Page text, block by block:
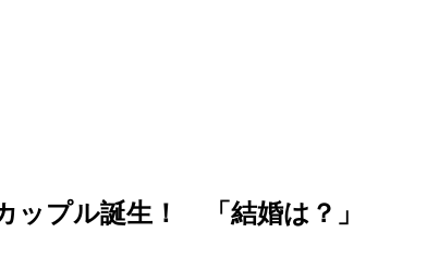
ップル誕生！ 「結婚は？」